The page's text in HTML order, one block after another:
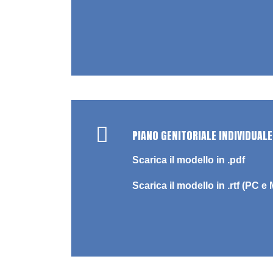
PIANO GENITORIALE INDIVIDUALE
Scarica il modello in .pdf
Scarica il modello in .rtf (PC e